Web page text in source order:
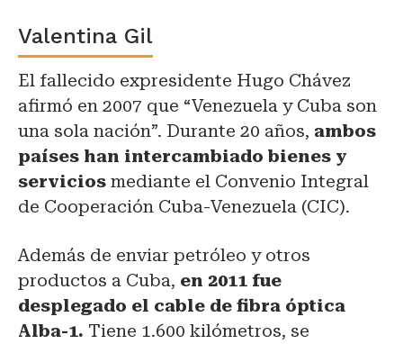
Valentina Gil
El fallecido expresidente Hugo Chávez
afirmó en 2007 que “Venezuela y Cuba son
una sola nación”. Durante 20 años, ambos
países han intercambiado bienes y
servicios mediante el Convenio Integral
de Cooperación Cuba-Venezuela (CIC).
Además de enviar petróleo y otros
productos a Cuba, en 2011 fue
desplegado el cable de fibra óptica
Alba-1. Tiene 1.600 kilómetros, se